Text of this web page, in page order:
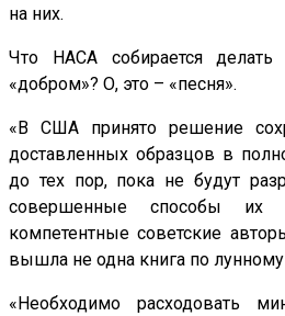
на них.
Что НАСА собирается
«добром»? О, это – «песня».
«В США принято решение
доставленных образцов в
до тех пор, пока не будут
совершенные способы их
компетентные советские
вышла не одна книга по лунному
«Необходимо расходовать